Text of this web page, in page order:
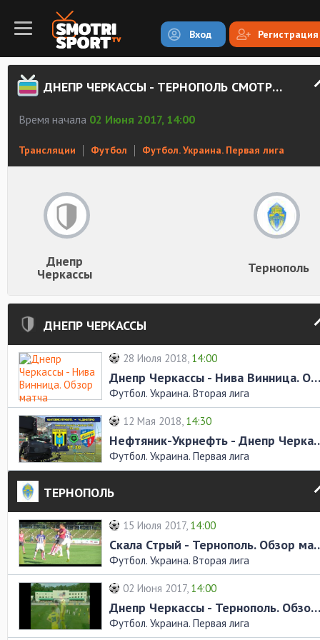
Вход Регистрация
ДНЕПР ЧЕРКАССЫ - ТЕРНОПОЛЬ СМОТРЕТЬ ОНЛАЙН
Время начала 02 Июня 2017, 14:00
Трансляции Футбол Футбол. Украина. Первая лига
Днепр
Черкассы Тернополь
ДНЕПР ЧЕРКАССЫ
28 Июля 2018, 14:00
Днепр Черкассы - Нива Винница. Обзор матча
Футбол. Украина. Вторая лига
12 Мая 2018, 14:30
Нефтяник-
Футбол. Украина. Первая лига
ТЕРНОПОЛЬ
15 Июля 2017, 14:00
Скала Стрый
Футбол. Украина. Вторая лига
02 Июня 2017, 14:00
Днепр Черкассы - Тернополь. Обзор матча
Футбол. Украина. Первая лига